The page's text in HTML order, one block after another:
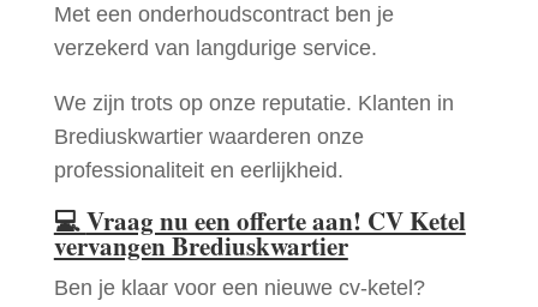
Met een onderhoudscontract ben je
verzekerd van langdurige service.
We zijn trots op onze reputatie. Klanten in
Brediuskwartier waarderen onze
professionaliteit en eerlijkheid.
💻Vraag nu een offerte aan! CV Ketel
vervangen Brediuskwartier
Ben je klaar voor een nieuwe cv-ketel?